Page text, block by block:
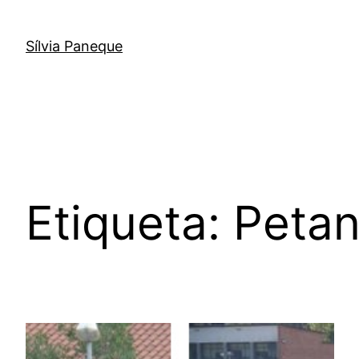
Sílvia Paneque
Etiqueta: